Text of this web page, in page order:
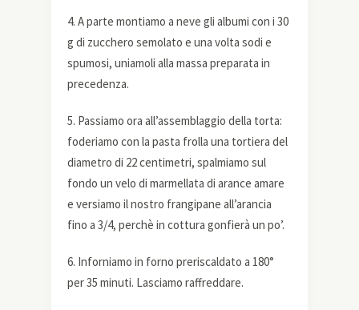
4. A parte montiamo a neve gli albumi con i 30
g di zucchero semolato e una volta sodi e
spumosi, uniamoli alla massa preparata in
precedenza.
5. Passiamo ora all’assemblaggio della torta:
foderiamo con la pasta frolla una tortiera del
diametro di 22 centimetri, spalmiamo sul
fondo un velo di marmellata di arance amare
e versiamo il nostro frangipane all’arancia
fino a 3/4, perchè in cottura gonfierà un po’.
6. Inforniamo in forno preriscaldato a 180°
per 35 minuti. Lasciamo raffreddare.